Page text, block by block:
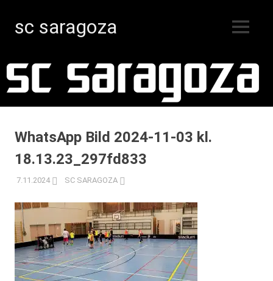
innehåll
sc saragoza
Kristinestad
sedan
MENY
WhatsApp Bild 2024-11-03 kl.
18.13.23_297fd833
7.11.2024 SC SARAGOZA